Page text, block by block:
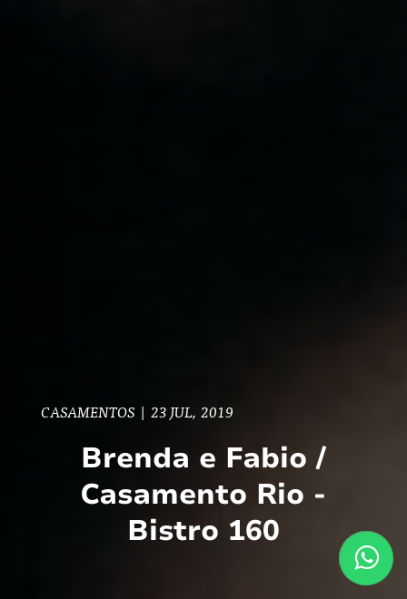
CASAMENTOS | 23 JUL, 2019
Brenda e Fabio /
Casamento Rio -
Bistro 160